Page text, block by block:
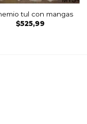
tul con mangas
$525,99